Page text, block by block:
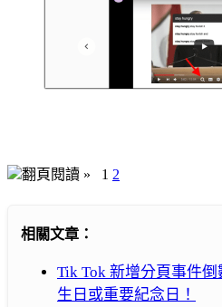
翻頁閱讀 » 1 2
相關文章：
Tik Tok 新增分頁事件
生日或重要紀念日！